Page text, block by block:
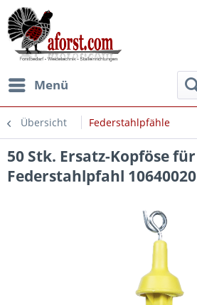
Menü
Übersicht Federstahlpfähle
50 Stk. Ersatz-Kopföse für
Federstahlpfahl 10640020